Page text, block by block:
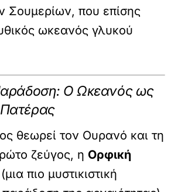
Σουμερίων, που επίσης
ωκεανός γλυκού
Ο Ωκεανός ως
θεωρεί τον Ουρανό και τη
ζεύγος, η Ορφική
(μια πιο μυστικιστική